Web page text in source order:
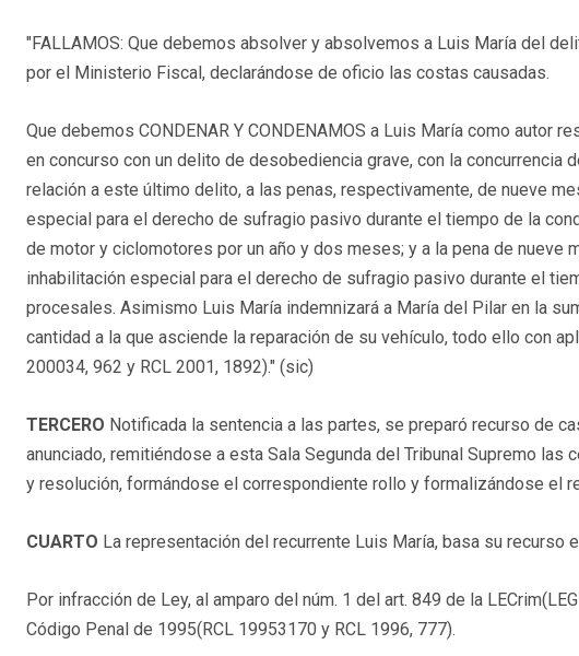
"FALLAMOS: Que debemos absolver y absolvemos a Luis María del
por el Ministerio Fiscal, declarándose de oficio las costas causadas.
Que debemos CONDENAR Y CONDENAMOS a Luis María como autor
en concurso con un delito de desobediencia grave, con la concurrencia
relación a este último delito, a las penas, respectivamente, de nueve
especial para el derecho de sufragio pasivo durante el tiempo de la
de motor y ciclomotores por un año y dos meses; y a la pena de nueve
inhabilitación especial para el derecho de sufragio pasivo durante el
procesales. Asimismo Luis María indemnizará a María del Pilar en la
cantidad a la que asciende la reparación de su vehículo, todo ello con
200034, 962 y RCL 2001, 1892)." (sic)
TERCERO Notificada la sentencia a las partes, se preparó recurso de
anunciado, remitiéndose a esta Sala Segunda del Tribunal Supremo
y resolución, formándose el correspondiente rollo y formalizándose el
CUARTO La representación del recurrente Luis María, basa su recurso
Por infracción de Ley, al amparo del núm. 1 del art. 849 de la LECrim(
Código Penal de 1995( RCL 19953170 y RCL 1996, 777).